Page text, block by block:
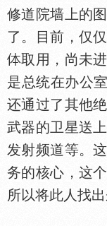
修道院墙上的
了。目前，仅
取用，尚未
是总统在办公
还通过了其他
武器的卫星送
发射频道等。
务的核心，这
所以将此人找